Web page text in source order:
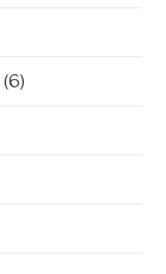
(6)